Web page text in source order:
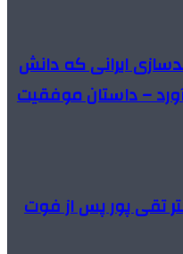
ایرانی که دانش
– داستان موفقیت
تقی پور پس از فوت